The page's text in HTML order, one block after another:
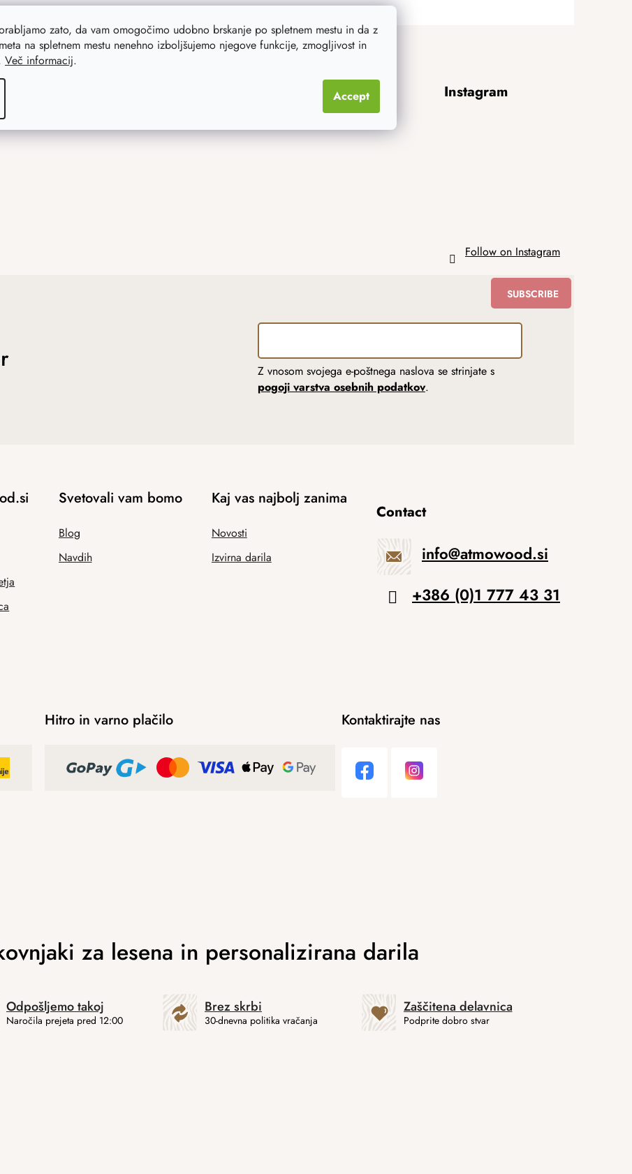
zato, da vam omogočimo udobno brskanje po spletnem mestu in da z
na spletnem mestu nenehno izboljšujemo njegove funkcije, zmogljivost in
Več informacij.
Accept Instagram
Follow on Instagram
Z vnosom svojega e-poštnega naslova se strinjate s
pogoji varstva osebnih podatkov.
SUBSCRIBE
Svetovali vam bomo
Blog
Navdih
Kaj vas najbolj zanima
Novosti
Izvirna darila
Contact
info@atmowood.si
+386 (0)1 777 43 31
Hitro in varno plačilo Kontaktirajte nas
Odpošljemo takoj
Naročila prejeta pred 12:00
Brez skrbi
30-dnevna politika vračanja
Zaščitena delavnica
Podprite dobro stvar